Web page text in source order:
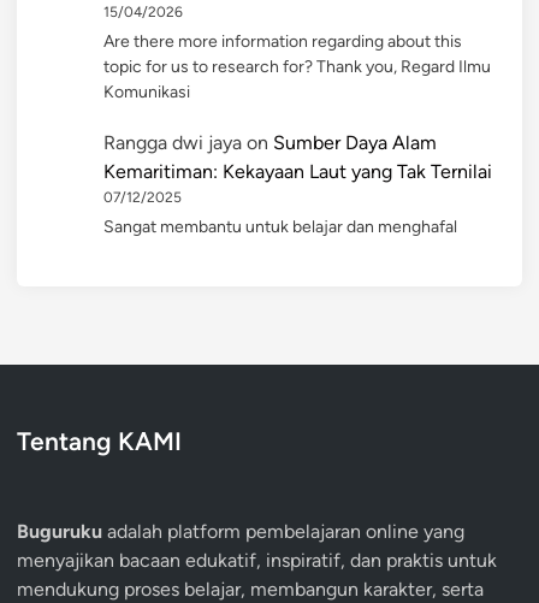
15/04/2026
Are there more information regarding about this
topic for us to research for? Thank you, Regard Ilmu
Komunikasi
Rangga dwi jaya on Sumber Daya Alam
Kemaritiman: Kekayaan Laut yang Tak Ternilai
07/12/2025
Sangat membantu untuk belajar dan menghafal
Tentang KAMI
Buguruku adalah platform pembelajaran online yang
menyajikan bacaan edukatif, inspiratif, dan praktis untuk
mendukung proses belajar, membangun karakter, serta